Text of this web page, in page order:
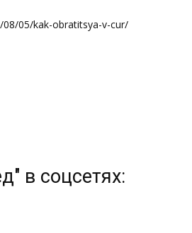
05/kak-obratitsya-v-cur/
в соцсетях: